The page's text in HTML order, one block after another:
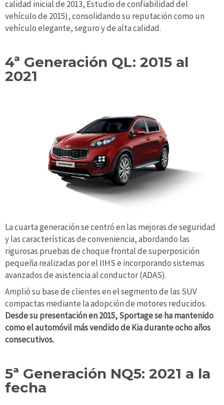
calidad inicial de 2013, Estudio de confiabilidad del
vehículo de 2015), consolidando su reputación como un
vehículo elegante, seguro y de alta calidad.
4ª Generación QL: 2015 al
2021
La cuarta generación se centró en las mejoras de seguridad
y las características de conveniencia, abordando las
rigurosas pruebas de choque frontal de superposición
pequeña realizadas por el IIHS e incorporando sistemas
avanzados de asistencia al conductor (ADAS).
Amplió su base de clientes en el segmento de las SUV
compactas mediante la adopción de motores reducidos.
Desde su presentación en 2015, Sportage se ha mantenido
como el automóvil más vendido de Kia durante ocho años
consecutivos.
5ª Generación NQ5: 2021 a la
fecha